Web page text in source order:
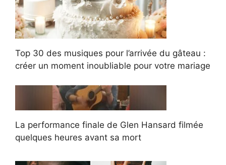
Top 30 des musiques pour l’arrivée du gâteau :
créer un moment inoubliable pour votre mariage
La performance finale de Glen Hansard filmée
quelques heures avant sa mort